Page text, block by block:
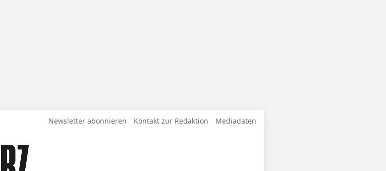
Newsletter abonnieren Kontakt zur Redaktion Mediadaten